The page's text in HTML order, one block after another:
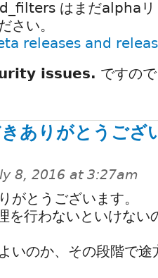
はまだalphaリ
さい。
releases and
issues. ですの
ありがとうござ
8, 2016 at 3:27am
がとうございます。
行わないといけない
いのか、その段階で